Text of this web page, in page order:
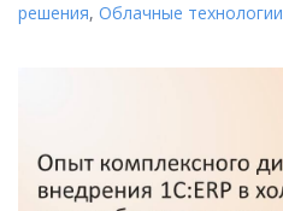
решения, Облачные технологии